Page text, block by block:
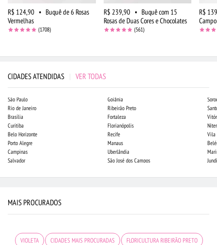
R$ 124,90 • Buquê de 6 Rosas
Vermelhas
(1708)
R$ 239,90 • Buquê com 15
Rosas de Duas Cores e Chocolates
(561)
R$
CIDADES ATENDIDAS | VER TODAS
São Paulo
Rio de Janeiro
Brasília
Curitiba
Belo Horizonte
Porto Alegre
Campinas
Salvador
Goiânia
Ribeirão Preto
Fortaleza
Florianópolis
Recife
Manaus
Uberlândia
São José dos Campos
Vila
MAIS PROCURADOS
VIOLETA CIDADES MAIS PROCURADAS FLORICULTURA RIBEIRÃO PRETO